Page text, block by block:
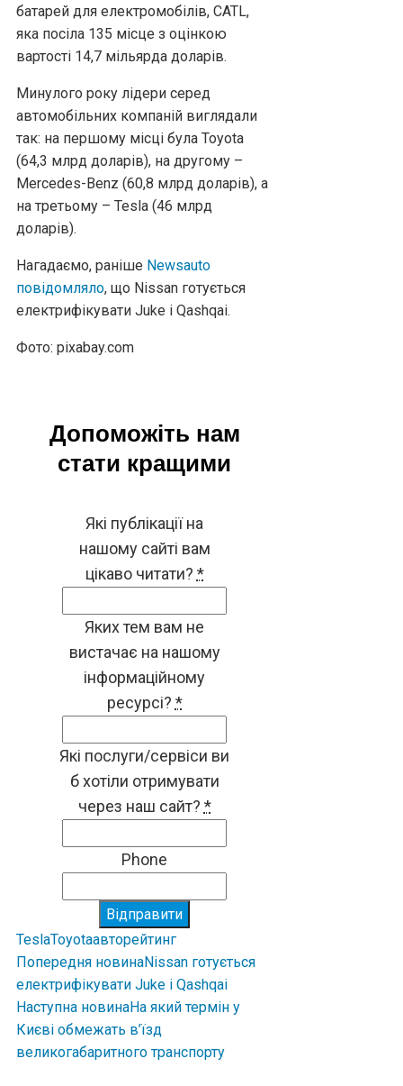
батарей для електромобілів, CATL,
яка посіла 135 місце з оцінкою
вартості 14,7 мільярда доларів.
Минулого року лідери серед
автомобільних компаній виглядали
так: на першому місці була Toyota
(64,3 млрд доларів), на другому –
Mercedes-Benz (60,8 млрд доларів), а
на третьому – Tesla (46 млрд
доларів).
Нагадаємо, раніше Newsauto
повідомляло, що Nissan готується
електрифікувати Juke і Qashqai.
Фото: pixabay.com
Допоможіть нам
стати кращими
Які публікації на
нашому сайті вам
цікаво читати? *
Яких тем вам не
вистачає на нашому
інформаційному
ресурсі? *
Які послуги/сервіси ви
б хотіли отримувати
через наш сайт? *
Phone
Відправити
TeslaToyotaавторейтинг
Попередня новинаNissan готується
електрифікувати Juke і Qashqai
Наступна новинаНа який термін у
Києві обмежать в’їзд
великогабаритного транспорту